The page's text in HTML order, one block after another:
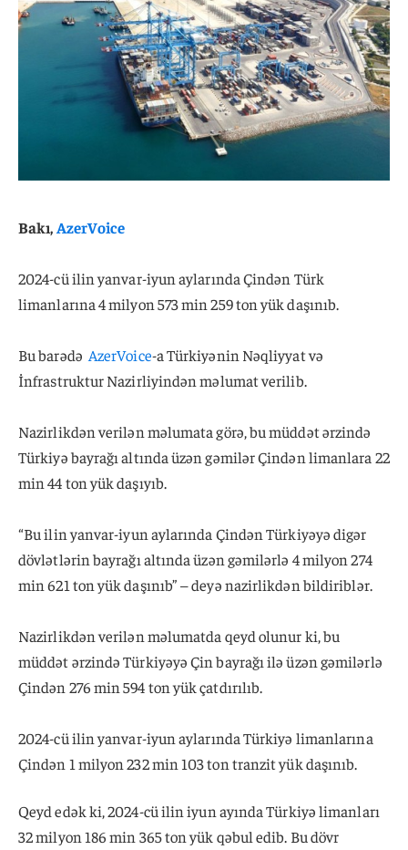
Bakı,AzerVoice
2024-cü ilin yanvar-iyun aylarında Çindən Türk
limanlarına 4 milyon 573 min 259 ton yük daşınıb.
Bu barədə AzerVoice-a Türkiyənin Nəqliyyat və
İnfrastruktur Nazirliyindən məlumat verilib.
Nazirlikdən verilən məlumata görə, bu müddət ərzində
Türkiyə bayrağı altında üzən gəmilər Çindən limanlara 22
min 44 ton yük daşıyıb.
“Bu ilin yanvar-iyun aylarında Çindən Türkiyəyə digər
dövlətlərin bayrağı altında üzən gəmilərlə 4 milyon 274
min 621 ton yük daşınıb” – deyə nazirlikdən bildiriblər.
Nazirlikdən verilən məlumatda qeyd olunur ki, bu
müddət ərzində Türkiyəyə Çin bayrağı ilə üzən gəmilərlə
Çindən 276 min 594 ton yük çatdırılıb.
2024-cü ilin yanvar-iyun aylarında Türkiyə limanlarına
Çindən 1 milyon 232 min 103 ton tranzit yük daşınıb.
Qeyd edək ki, 2024-cü ilin iyun ayında Türkiyə limanları
32 milyon 186 min 365 ton yük qəbul edib. Bu dövr